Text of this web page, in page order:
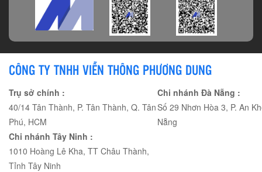
CÔNG TY TNHH VIỄN THÔNG PHƯƠNG DUNG
Trụ sở chính :
40/14 Tân Thành, P. Tân Thành, Q. Tân
Phú, HCM
Chi nhánh Đà Nẵng :
Số 29 Nhơn Hòa 3, P. An
Nẵng
Chi nhánh Tây Ninh :
1010 Hoàng Lê Kha, TT Châu Thành,
Tỉnh Tây Ninh